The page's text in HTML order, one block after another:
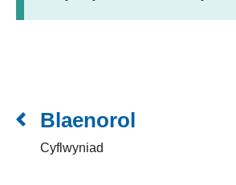
Blaenorol
Cyflwyniad